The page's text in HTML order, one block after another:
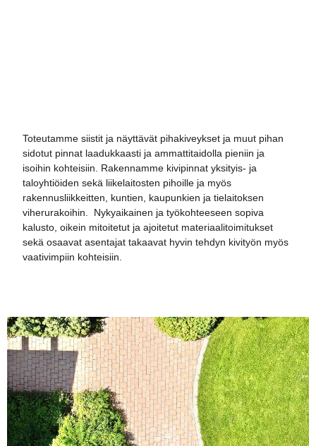
Toteutamme siistit ja näyttävät pihakiveykset ja muut pihan
sidotut pinnat laadukkaasti ja ammattitaidolla pieniin ja
isoihin kohteisiin. Rakennamme kivipinnat yksityis- ja
taloyhtiöiden sekä liikelaitosten pihoille ja myös
rakennusliikkeitten, kuntien, kaupunkien ja tielaitoksen
viherurakoihin. Nykyaikainen ja työkohteeseen sopiva
kalusto, oikein mitoitetut ja ajoitetut materiaalitoimitukset
sekä osaavat asentajat takaavat hyvin tehdyn kivityön myös
vaativimpiin kohteisiin.